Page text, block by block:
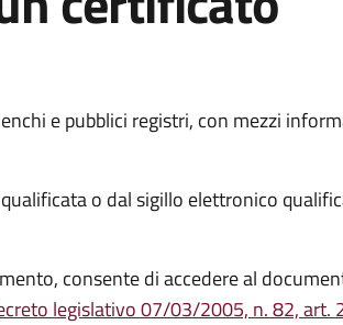
e pubblici registri, con mezzi
o dal sigillo elettronico
consente di accedere al
legislativo 07/03/2005, n. 82, art.